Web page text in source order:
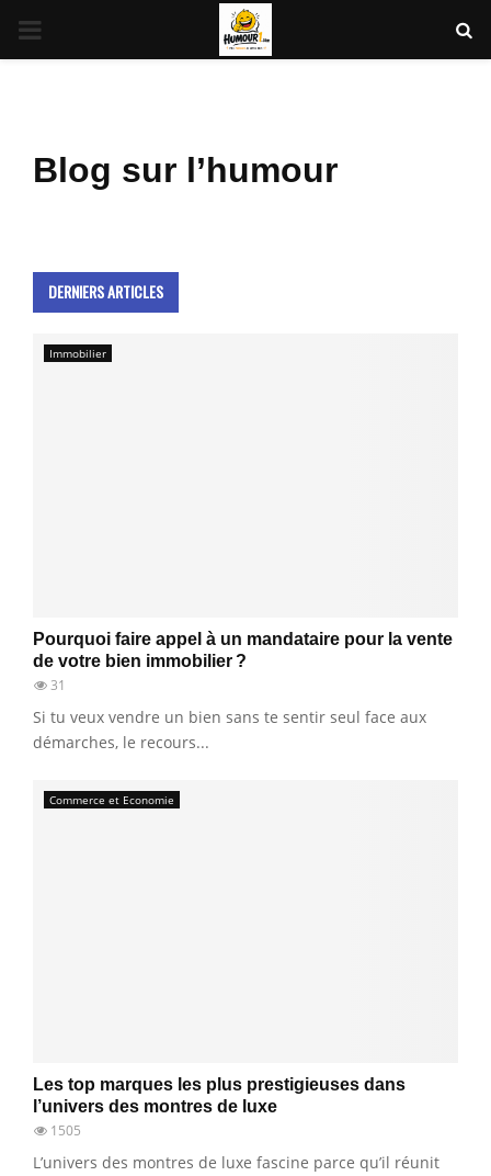
PRIMARY
Blog sur l’humour
DERNIERS ARTICLES
Immobilier
Pourquoi faire appel à un mandataire pour la vente
de votre bien immobilier ?
31
Si tu veux vendre un bien sans te sentir seul face aux
démarches, le recours...
Commerce et Economie
Les top marques les plus prestigieuses dans
l’univers des montres de luxe
1505
L’univers des montres de luxe fascine parce qu’il réunit